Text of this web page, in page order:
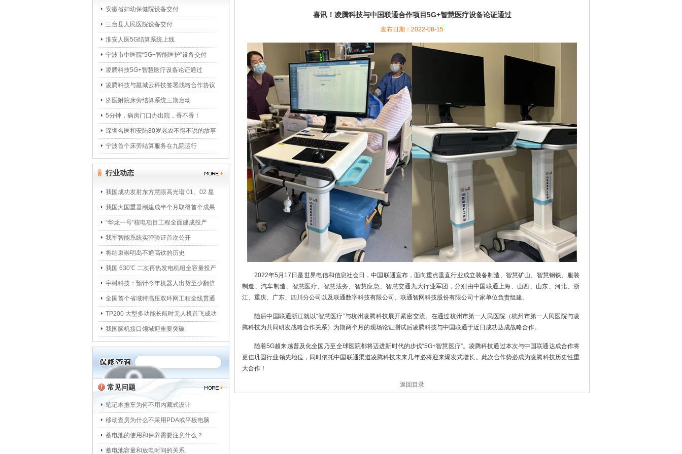
喜讯！凌腾科技与中国联通合作项目5G+智慧医疗设备论证通过
发布日期：2022-08-15
2022年5月17日是世界电信和信息社会日，中国联通宣布，面向重点垂直行业成立装备制造、智慧矿山、智慧钢铁、服装
制造、汽车制造、智慧医疗、智慧法务、智慧应急、智慧交通九大行业军团，分别由中国联通上海、山西、山东、河北、浙
江、重庆、广东、四川分公司以及联通数字科技有限公司、联通智网科技股份有限公司十家单位负责组建。
随后中国联通浙江就以“智慧医疗”与杭州凌腾科技展开紧密交流。在通过杭州市第一人民医院（杭州市第一人民医院与凌
腾科技为共同研发战略合作关系）为期两个月的现场论证测试后凌腾科技与中国联通于近日成功达成战略合作。
随着5G越来越普及化全国乃至全球医院都将迈进新时代的步伐“5G+智慧医疗”。凌腾科技通过本次与中国联通达成合作将
更佳巩固行业领先地位，同时依托中国联通渠道凌腾科技未来几年必将迎来爆发式增长。此次合作势必成为凌腾科技历史性重
大合作！
返回目录
安徽省妇幼保健院设备交付
三台县人民医院设备交付
淮安人医5G结算系统上线
宁波市中医院“5G+智能医护”设备交付
凌腾科技5G+智慧医疗设备论证通过
凌腾科技与邕城云科技签署战略合作协议
济医附院床旁结算系统三期启动
5分钟，病房门口办出院，香不香！
深圳名医和安陆80岁老农不得不说的故事
宁波首个床旁结算服务在九院运行
行业动态
我国成功发射东方慧眼高光谱 01、02 星
我国大国重器刚建成半个月取得首个成果
“华龙一号”核电项目工程全面建成投产
我军智能系统实弹验证首次公开
将结束崇明岛不通高铁的历史
我国 630℃ 二次再热发电机组全容量投产
宇树科技：预计今年机器人出货至少翻倍
全国首个省域特高压双环网工程全线贯通
TP200 大型多功能长航时无人机首飞成功
我国脑机接口领域迎重要突破
常见问题
笔记本推车为何不用内藏式设计
移动查房为什么不采用PDA或平板电脑
蓄电池的使用和保养需要注意什么？
蓄电池容量和放电时间的关系